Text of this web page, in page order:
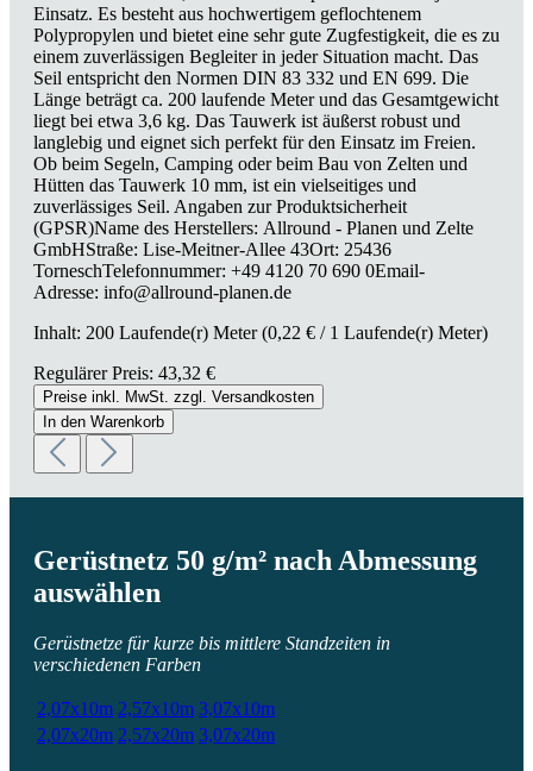
Einsatz. Es besteht aus hochwertigem geflochtenem
Polypropylen und bietet eine sehr gute Zugfestigkeit, die es zu
einem zuverlässigen Begleiter in jeder Situation macht. Das
Seil entspricht den Normen DIN 83 332 und EN 699. Die
Länge beträgt ca. 200 laufende Meter und das Gesamtgewicht
liegt bei etwa 3,6 kg. Das Tauwerk ist äußerst robust und
langlebig und eignet sich perfekt für den Einsatz im Freien.
Ob beim Segeln, Camping oder beim Bau von Zelten und
Hütten das Tauwerk 10 mm, ist ein vielseitiges und
zuverlässiges Seil. Angaben zur Produktsicherheit
(GPSR)Name des Herstellers: Allround - Planen und Zelte
GmbHStraße: Lise-Meitner-Allee 43Ort: 25436
TorneschTelefonnummer: +49 4120 70 690 0Email-
Adresse: info@allround-planen.de
Inhalt: 200 Laufende(r) Meter(0,22 € / 1 Laufende(r) Meter)
Regulärer Preis: 43,32 €
Preise inkl. MwSt. zzgl. Versandkosten
In den Warenkorb
Gerüstnetz 50 g/m² nach Abmessung
auswählen
Gerüstnetze für kurze bis mittlere Standzeiten in
verschiedenen Farben
2,07x10m 2,57x10m 3,07x10m
2,07x20m 2,57x20m 3,07x20m